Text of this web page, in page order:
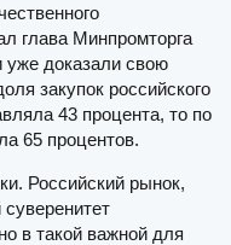
глава Минпромторга
доказали свою
закупок российского
43 процента, то по
65 процентов.
Российский рынок,
в такой важной для